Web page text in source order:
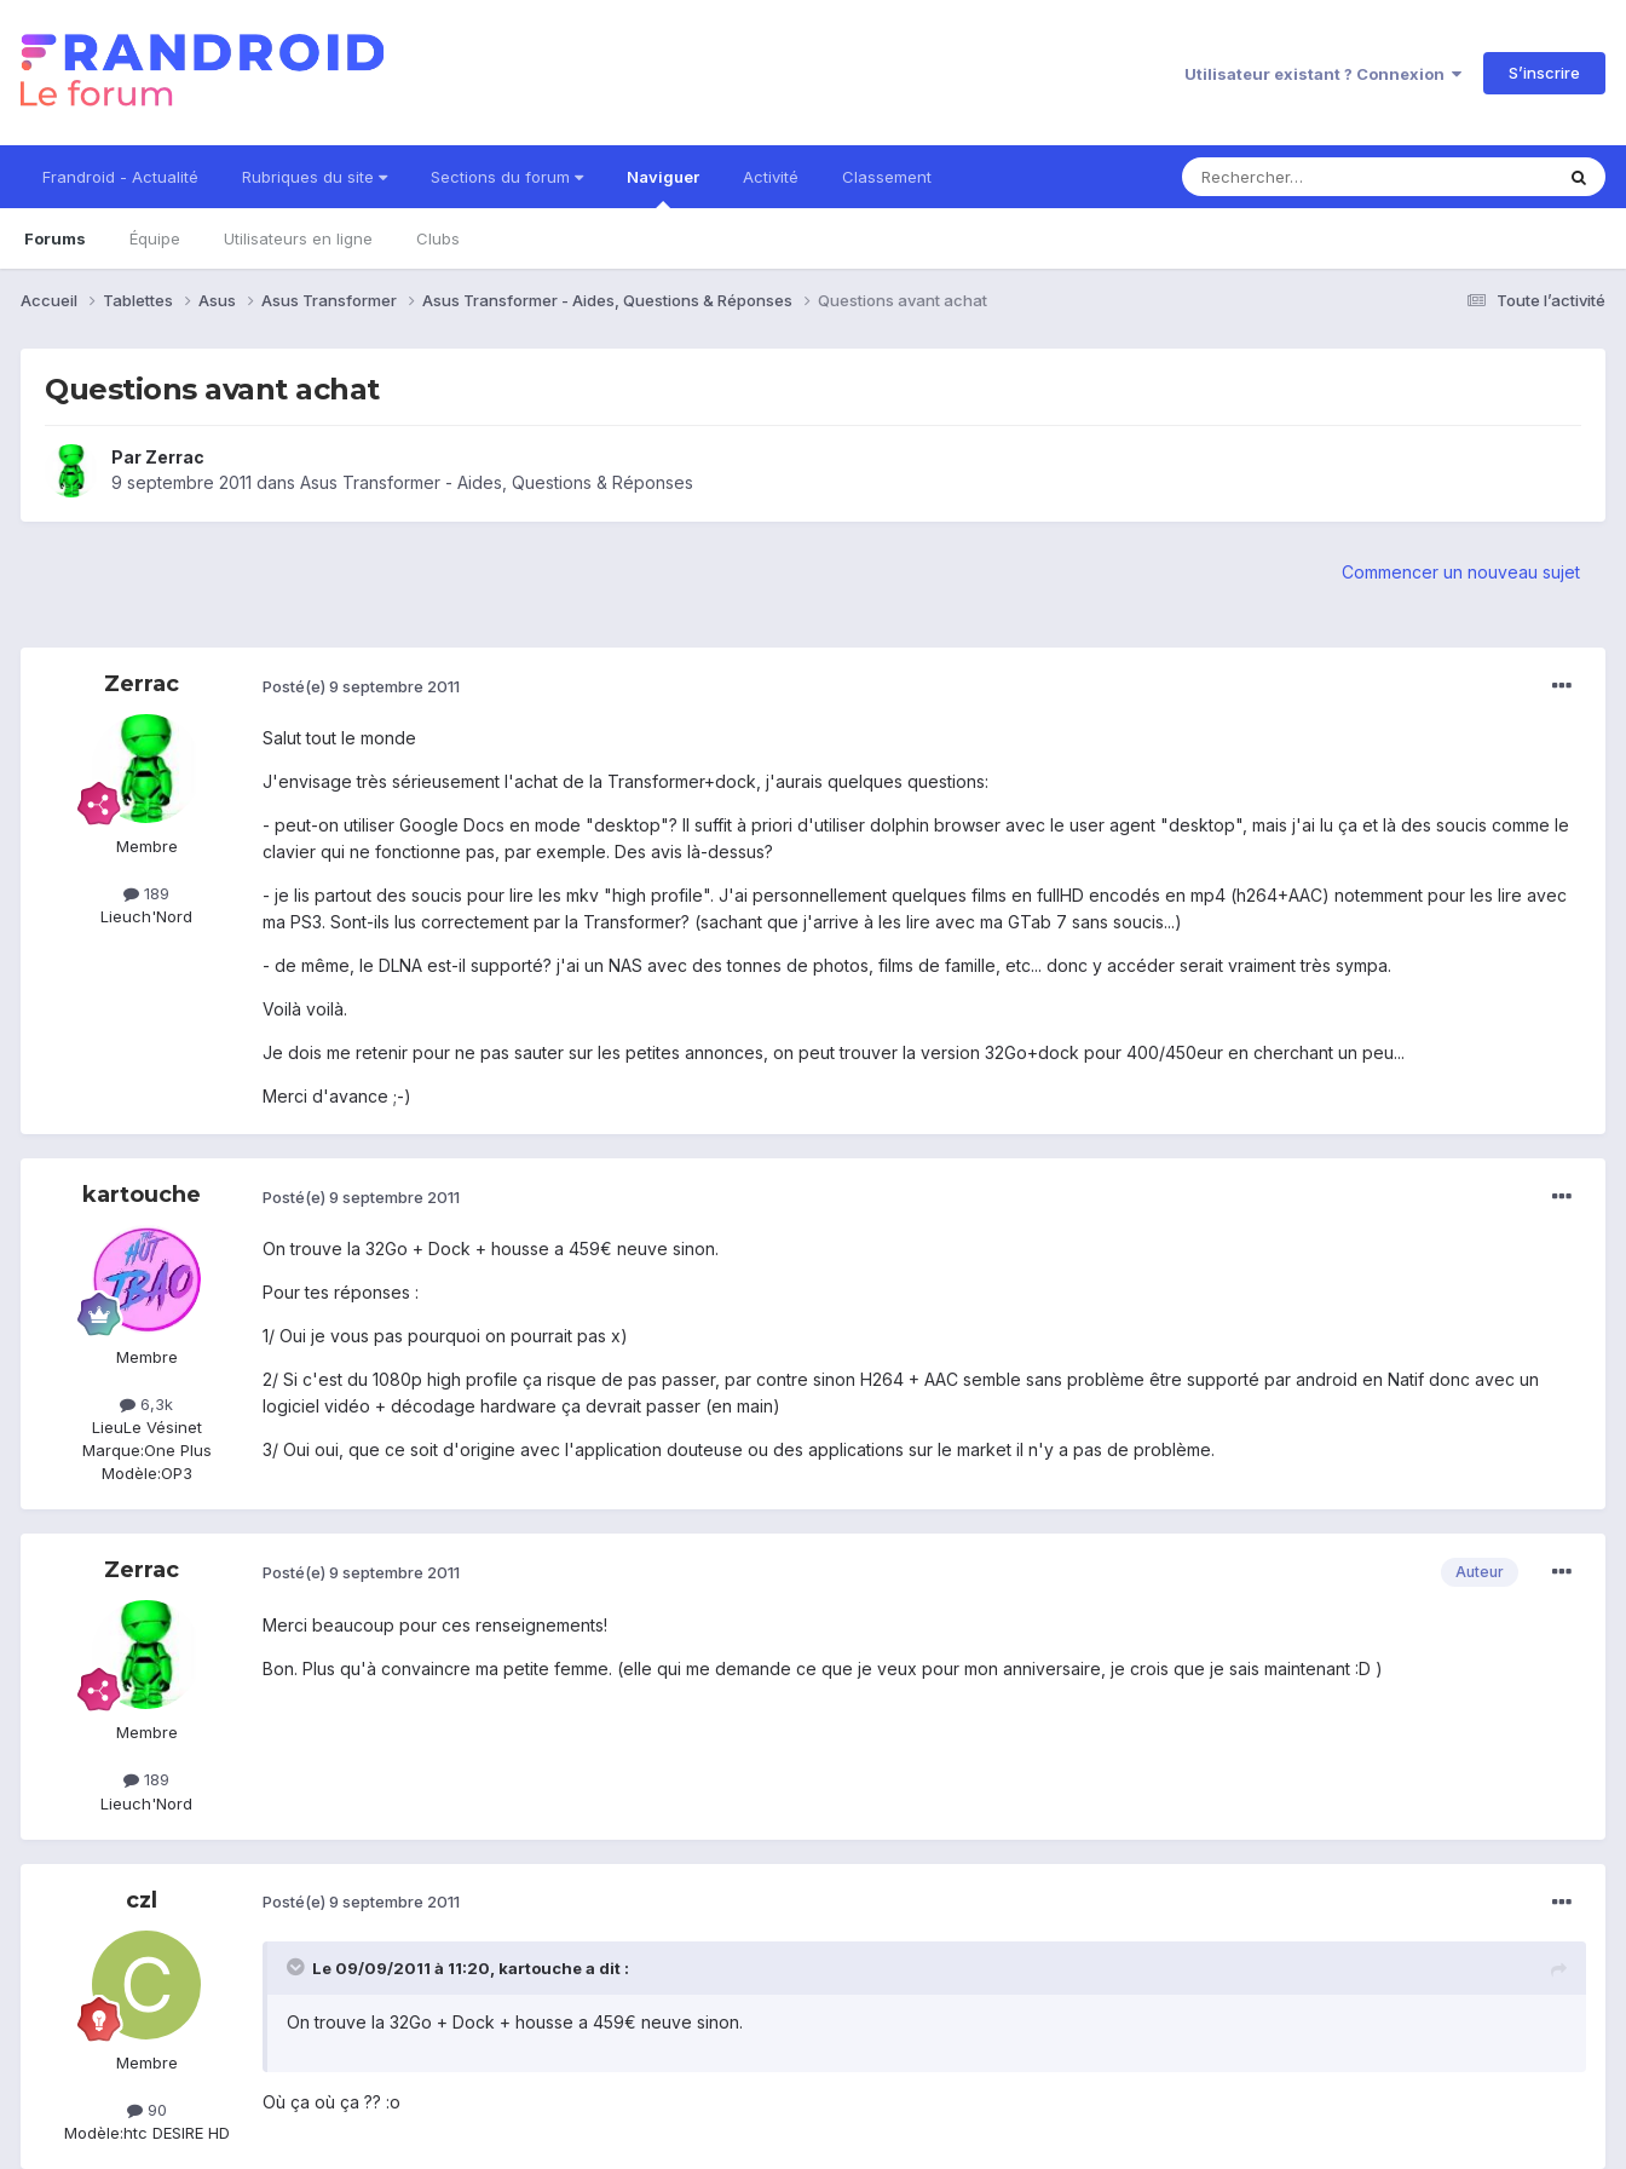
Utilisateur existant ? Connexion S’inscrire
Frandroid - Actualité Rubriques du site Sections du forum Naviguer
Forums Équipe Utilisateurs en ligne Clubs
Activité Classement
Toute l’activité
Accueil Tablettes Asus Asus Transformer Asus Transformer - Aides, Questions & Réponses Questions avant achat
Questions avant achat
Par Zerrac
9 septembre 2011 dans Asus Transformer - Aides, Questions & Réponses
Commencer un nouveau sujet
Zerrac
Membre
189
Lieuch'Nord
Posté(e) 9 septembre 2011
Salut tout le monde
J'envisage très sérieusement l'achat de la Transformer+dock, j'aurais quelques questions:
- peut-on utiliser Google Docs en mode "desktop"? Il suffit à priori d'utiliser dolphin browser avec le user agent "desktop", mais j'ai lu ça et là des soucis comme le
clavier qui ne fonctionne pas, par exemple. Des avis là-dessus?
- je lis partout des soucis pour lire les mkv "high profile". J'ai personnellement quelques films en fullHD encodés en mp4 (h264+AAC) notemment pour les lire avec
ma PS3. Sont-ils lus correctement par la Transformer? (sachant que j'arrive à les lire avec ma GTab 7 sans soucis...)
- de même, le DLNA est-il supporté? j'ai un NAS avec des tonnes de photos, films de famille, etc... donc y accéder serait vraiment très sympa.
Voilà voilà.
Je dois me retenir pour ne pas sauter sur les petites annonces, on peut trouver la version 32Go+dock pour 400/450eur en cherchant un peu...
Merci d'avance ;-)
kartouche
Membre
6,3k
LieuLe Vésinet
Marque:One Plus
Modèle:OP3
Posté(e) 9 septembre 2011
On trouve la 32Go + Dock + housse a 459€ neuve sinon.
Pour tes réponses :
1/ Oui je vous pas pourquoi on pourrait pas x)
2/ Si c'est du 1080p high profile ça risque de pas passer, par contre sinon H264 + AAC semble sans problème être supporté par android en Natif donc avec un
logiciel vidéo + décodage hardware ça devrait passer (en main)
3/ Oui oui, que ce soit d'origine avec l'application douteuse ou des applications sur le market il n'y a pas de problème.
Zerrac
Membre
189
Lieuch'Nord
Auteur
Posté(e) 9 septembre 2011
Merci beaucoup pour ces renseignements!
Bon. Plus qu'à convaincre ma petite femme. (elle qui me demande ce que je veux pour mon anniversaire, je crois que je sais maintenant :D )
czl
Membre
90
Modèle:htc DESIRE HD
Posté(e) 9 septembre 2011
Le 09/09/2011 à 11:20, kartouche a dit :
On trouve la 32Go + Dock + housse a 459€ neuve sinon.
Où ça où ça ?? :o